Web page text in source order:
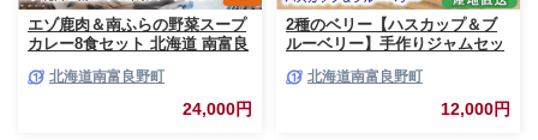
エゾ鹿肉＆南ふらの野菜スープ
カレー8食セット 北海道 南富良
スープカレー セット 詰合せ 加
北海道南富良野町
24,000円
2種のベリー【ハスカップ＆ブ
ルーベリー】手作りジャムセッ
ャム ベリー ハスカップ ブルー
北海道南富良野町
12,000円